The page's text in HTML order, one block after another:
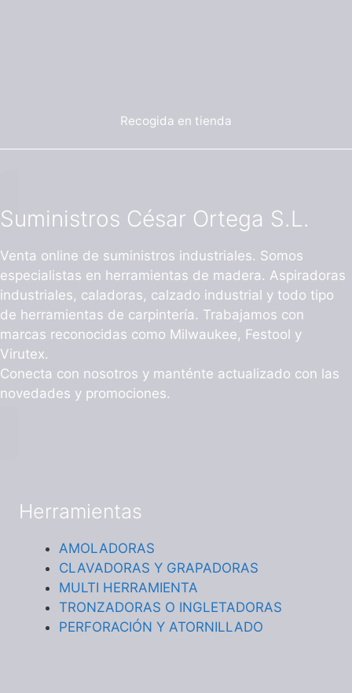
Recogida en tienda
Suministros César Ortega S.L.
Venta online de suministros industriales. Somos
especialistas en herramientas de madera. Aspiradoras
industriales, caladoras, calzado industrial y todo tipo
de herramientas de carpintería. Trabajamos con
marcas reconocidas como Milwaukee, Festool y
Virutex.
Conecta con nosotros y manténte actualizado con las
novedades y promociones.
Herramientas
AMOLADORAS
CLAVADORAS Y GRAPADORAS
MULTI HERRAMIENTA
TRONZADORAS O INGLETADORAS
PERFORACIÓN Y ATORNILLADO